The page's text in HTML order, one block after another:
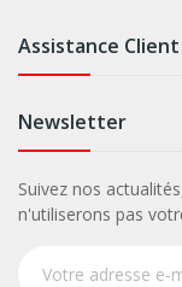
Assistance Client
Newsletter
Suivez nos
n'utiliserons pas